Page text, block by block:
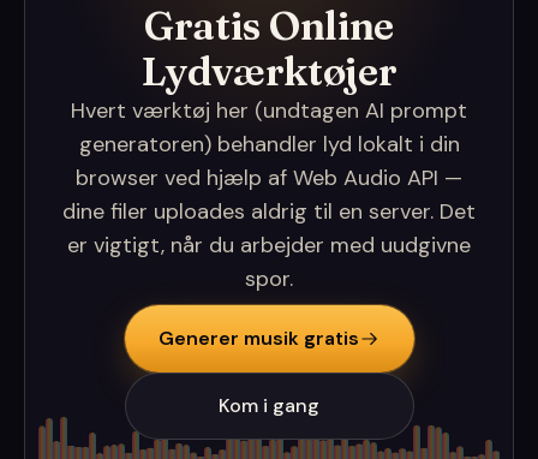
Gratis Online
Lydværktøjer
Hvert værktøj her (undtagen AI prompt
generatoren) behandler lyd lokalt i din
browser ved hjælp af Web Audio API —
dine filer uploades aldrig til en server. Det
er vigtigt, når du arbejder med uudgivne
spor.
Generer musik gratis
Kom i gang